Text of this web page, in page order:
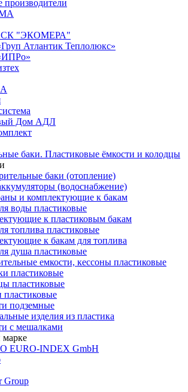
производители
"ЭКОМЕРА"
Атлантик Теплолюкс»
Дом АДЛ
баки. Пластиковые ёмкости и колодцы
баки (отопление)
(водоснабжение)
и комплектующие к бакам
воды пластиковые
к пластиковым бакам
топлива пластиковые
к бакам для топлива
душа пластиковые
емкости, кессоны пластиковые
пластиковые
пластиковые
подземные
изделия из пластика
с мешалками
марке
EURO-INDEX GmbH
Group